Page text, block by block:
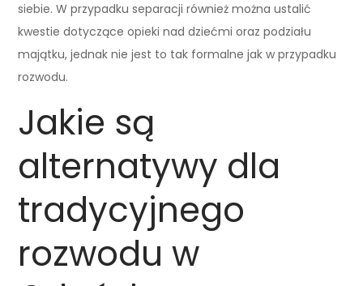
siebie. W przypadku separacji również można ustalić
kwestie dotyczące opieki nad dziećmi oraz podziału
majątku, jednak nie jest to tak formalne jak w przypadku
rozwodu.
Jakie są
alternatywy dla
tradycyjnego
rozwodu w